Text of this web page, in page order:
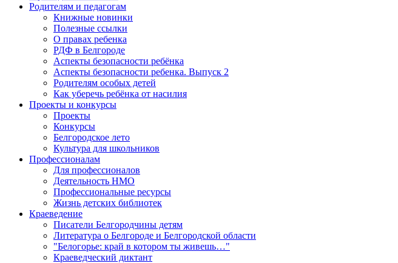
Родителям и педагогам
Книжные новинки
Полезные ссылки
О правах ребенка
РДФ в Белгороде
Аспекты безопасности ребёнка
Аспекты безопасности ребенка. Выпуск 2
Родителям особых детей
Как уберечь ребёнка от насилия
Проекты и конкурсы
Проекты
Конкурсы
Белгородское лето
Культура для школьников
Профессионалам
Для профессионалов
Деятельность НМО
Профессиональные ресурсы
Жизнь детских библиотек
Краеведение
Писатели Белгородчины детям
Литература о Белгороде и Белгородской области
"Белогорье: край в котором ты живешь…"
Краеведческий диктант